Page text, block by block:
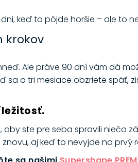
keď to pôjde horšie – ale to
krokov
Ale práve 90 dní vám dá
o tri mesiace obzriete späť,
aby ste pre seba spravili niečo
aj keď to nevyjde na prvý